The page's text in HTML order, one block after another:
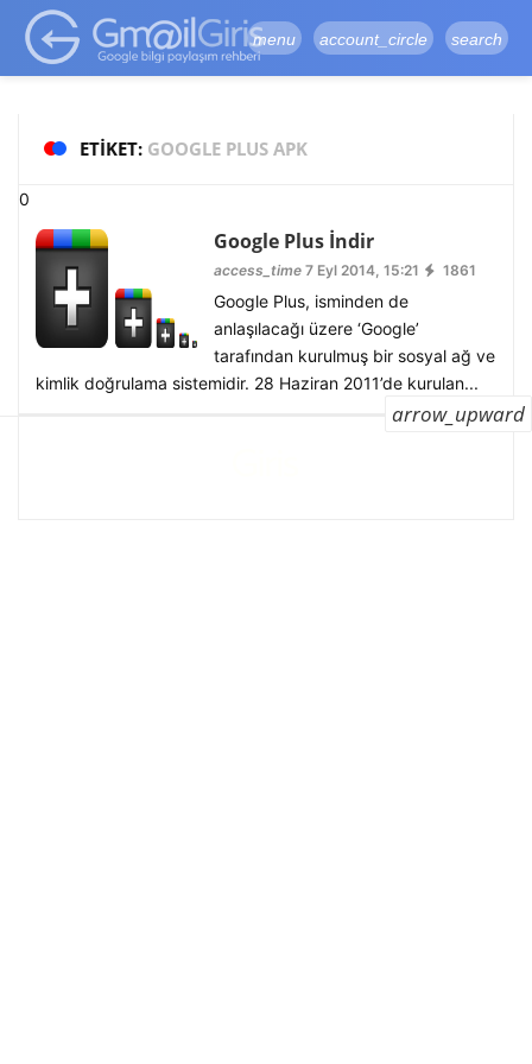
google-site-
verification=vqSI0upH550kabR5X8xpjMYieaXmuBueYgCJBW3uetM
menu account_circle search
ETIKET: GOOGLE PLUS APK
0
Google Plus İndir
access_time7 Eyl 2014, 15:21 1861
Google Plus, isminden de
anlaşılacağı üzere ‘Google’
tarafından kurulmuş bir sosyal ağ ve
kimlik doğrulama sistemidir. 28 Haziran 2011’de kurulan...
arrow_upward